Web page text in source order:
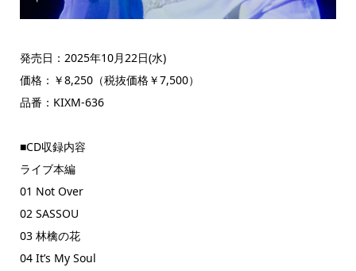
発売日：2025年10月22日(水)
価格：￥8,250（税抜価格￥7,500）
品番：KIXM-636
■CD収録内容
ライブ本編
01 Not Over
02 SASSOU
03 林檎の花
04 It’s My Soul